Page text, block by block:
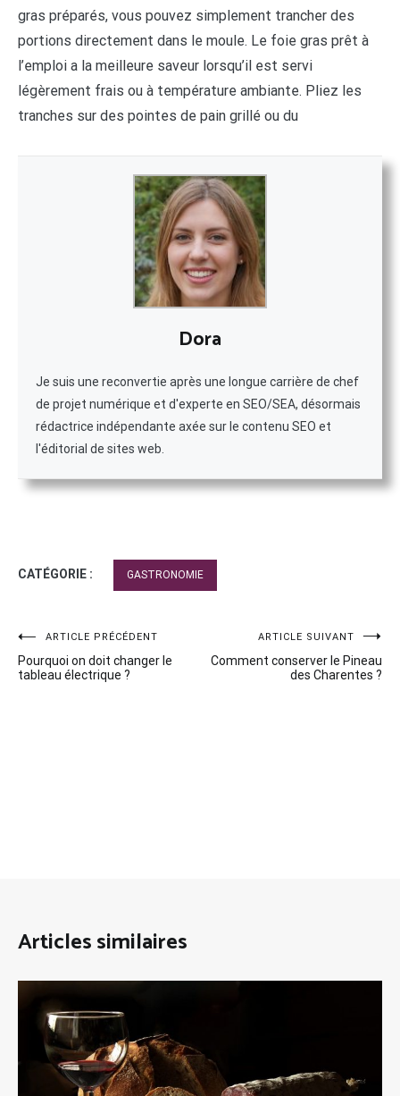
gras préparés, vous pouvez simplement trancher des
portions directement dans le moule. Le foie gras prêt à
l’emploi a la meilleure saveur lorsqu’il est servi
légèrement frais ou à température ambiante. Pliez les
tranches sur des pointes de pain grillé ou du
Dora
Je suis une reconvertie après une longue carrière de chef
de projet numérique et d'experte en SEO/SEA, désormais
rédactrice indépendante axée sur le contenu SEO et
l'éditorial de sites web.
CATÉGORIE : GASTRONOMIE
Navigation
de
ARTICLE PRÉCÉDENT
Pourquoi on doit changer le
tableau électrique ?
ARTICLE SUIVANT
Comment conserver le Pineau
des Charentes ?
Articles similaires